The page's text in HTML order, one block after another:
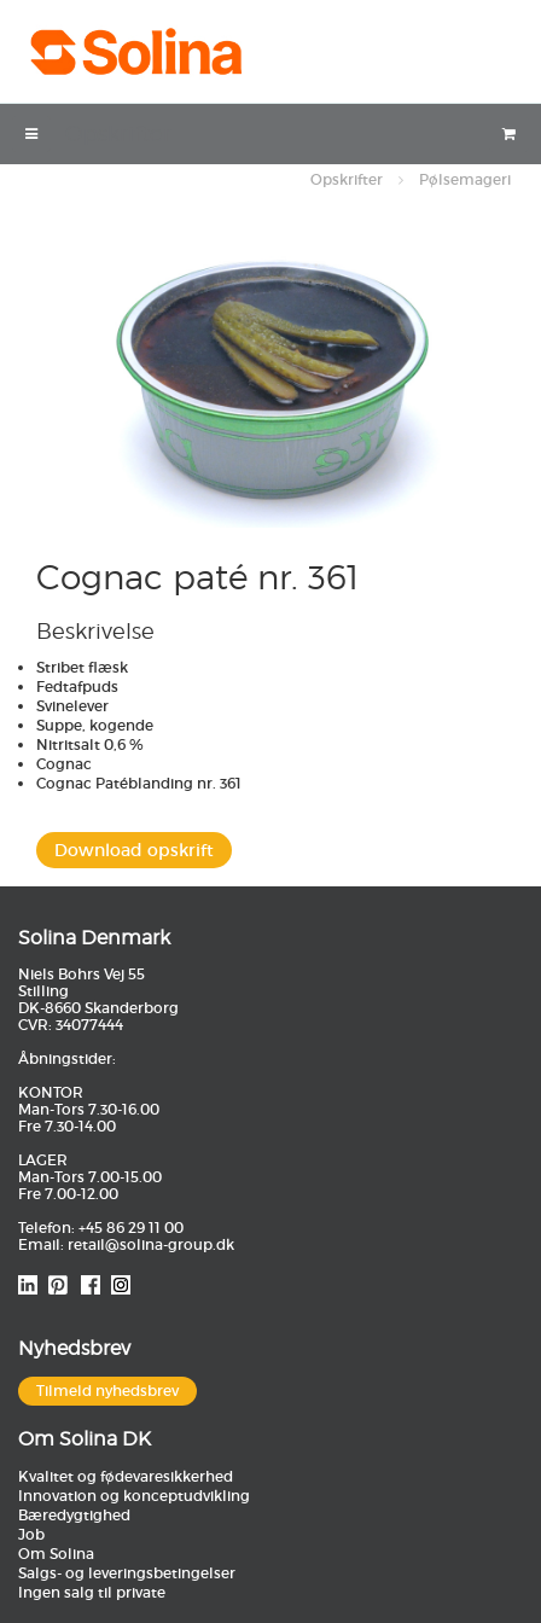
Opskrifter Pølsemageri
Cognac paté nr. 361
Beskrivelse
Stribet flæsk
Fedtafpuds
Svinelever
Suppe, kogende
Nitritsalt 0,6 %
Cognac
Cognac Patéblanding nr. 361
Download opskrift
Solina Denmark
Niels Bohrs Vej 55
Stilling
DK-8660 Skanderborg
CVR: 34077444
Åbningstider:
KONTOR
Man-Tors 7.30-16.00
Fre 7.30-14.00
LAGER
Man-Tors 7.00-15.00
Fre 7.00-12.00
Telefon: +45 86 29 11 00
Email: retail@solina-group.dk
Nyhedsbrev
Tilmeld nyhedsbrev
Om Solina DK
Kvalitet og fødevaresikkerhed
Innovation og konceptudvikling
Bæredygtighed
Job
Om Solina
Salgs- og leveringsbetingelser
Ingen salg til private